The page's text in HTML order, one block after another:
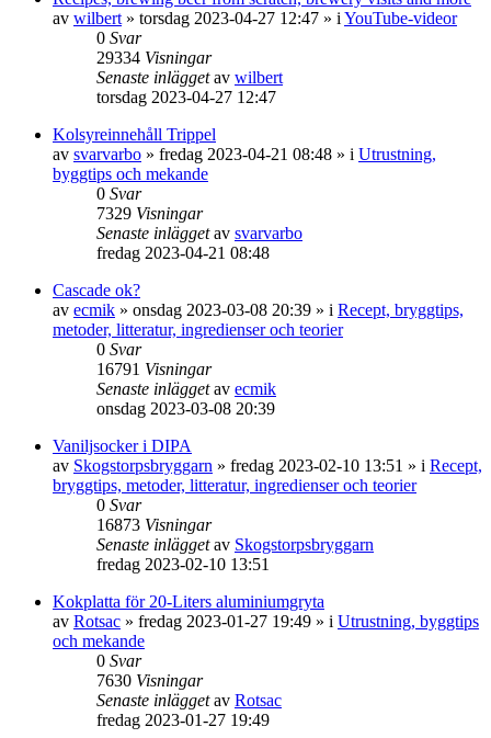
av wilbert » torsdag 2023-04-27 12:47 » i YouTube-videor
0 Svar
29334 Visningar
Senaste inläggetav wilbert
torsdag 2023-04-27 12:47
Kolsyreinnehåll Trippel
av svarvarbo » fredag 2023-04-21 08:48 » i Utrustning,
byggtips och mekande
0 Svar
7329 Visningar
Senaste inläggetav svarvarbo
fredag 2023-04-21 08:48
Cascade ok?
av ecmik » onsdag 2023-03-08 20:39 » i Recept, bryggtips,
metoder, litteratur, ingredienser och teorier
0 Svar
16791 Visningar
Senaste inläggetav ecmik
onsdag 2023-03-08 20:39
Vaniljsocker i DIPA
av Skogstorpsbryggarn » fredag 2023-02-10 13:51 » i Recept,
bryggtips, metoder, litteratur, ingredienser och teorier
0 Svar
16873 Visningar
Senaste inläggetav Skogstorpsbryggarn
fredag 2023-02-10 13:51
Kokplatta för 20-Liters aluminiumgryta
av Rotsac » fredag 2023-01-27 19:49 » i Utrustning, byggtips
och mekande
0 Svar
7630 Visningar
Senaste inläggetav Rotsac
fredag 2023-01-27 19:49